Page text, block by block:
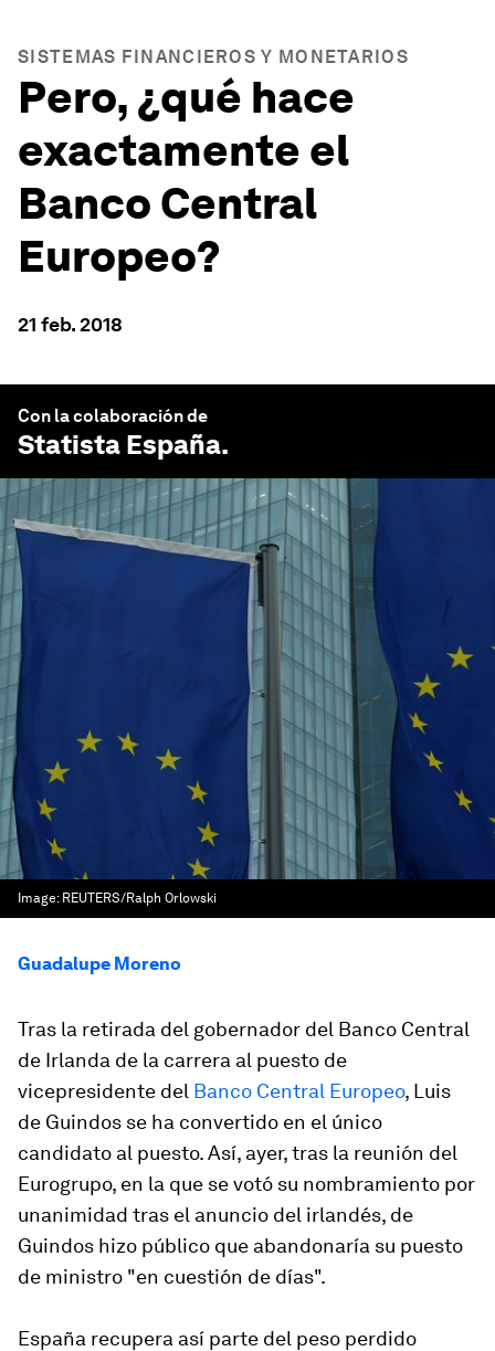
SISTEMAS FINANCIEROS Y MONETARIOS
Pero, ¿qué hace
exactamente el
Banco Central
Europeo?
21 feb. 2018
Con la colaboración de
Statista España.
Image: REUTERS/Ralph Orlowski
Guadalupe Moreno
Tras la retirada del gobernador del Banco Central
de Irlanda de la carrera al puesto de
vicepresidente del Banco Central Europeo, Luis
de Guindos se ha convertido en el único
candidato al puesto. Así, ayer, tras la reunión del
Eurogrupo, en la que se votó su nombramiento por
unanimidad tras el anuncio del irlandés, de
Guindos hizo público que abandonaría su puesto
de ministro "en cuestión de días".
España recupera así parte del peso perdido